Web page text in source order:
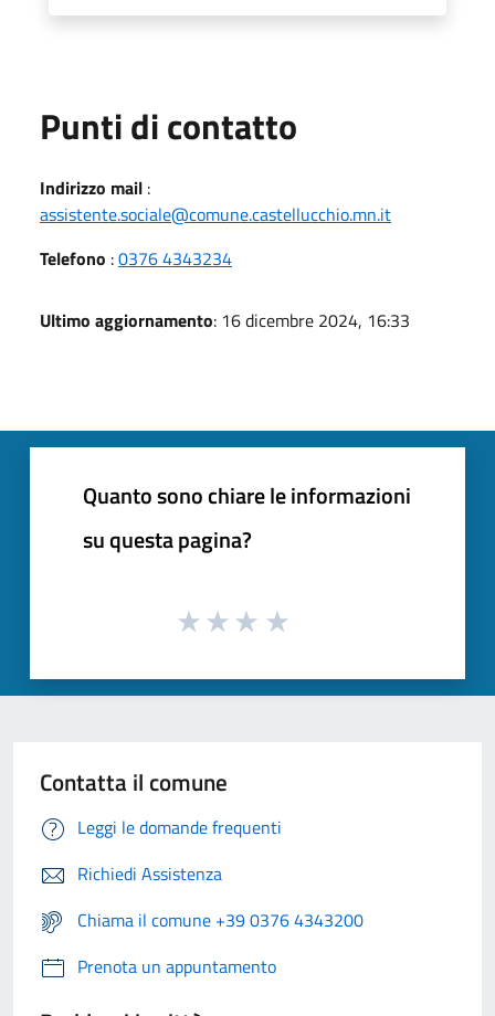
Punti di contatto
Indirizzo mail :
assistente.sociale@comune.castellucchio.mn.it
Telefono :0376 4343234
Ultimo aggiornamento: 16 dicembre 2024, 16:33
Quanto sono chiare le informazioni
su questa pagina?
Contatta il comune
Leggi le domande frequenti
Richiedi Assistenza
Chiama il comune +39 0376 4343200
Prenota un appuntamento